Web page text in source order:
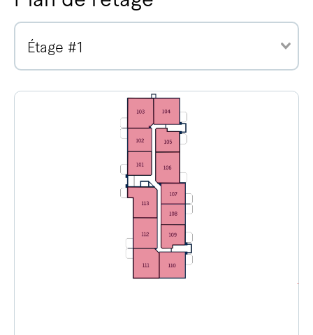
Étage #1